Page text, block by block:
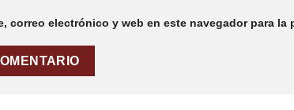
correo electrónico y web en este navegador para la